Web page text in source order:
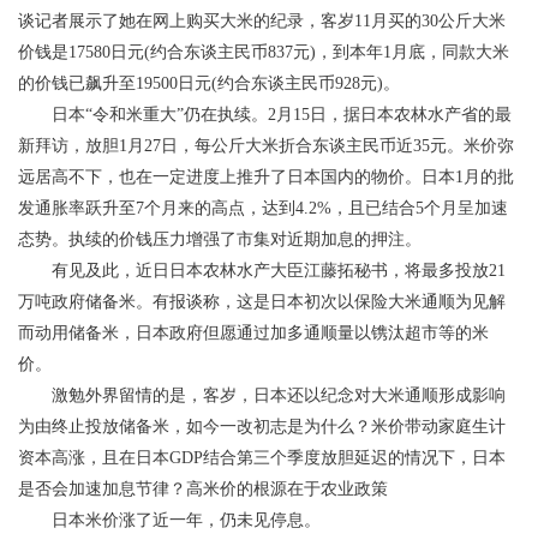
谈记者展示了她在网上购买大米的纪录，客岁11月买的30公斤大米
价钱是17580日元(约合东谈主民币837元)，到本年1月底，同款大米
的价钱已飙升至19500日元(约合东谈主民币928元)。
日本“令和米重大”仍在执续。2月15日，据日本农林水产省的最
新拜访，放胆1月27日，每公斤大米折合东谈主民币近35元。米价弥
远居高不下，也在一定进度上推升了日本国内的物价。日本1月的批
发通胀率跃升至7个月来的高点，达到4.2%，且已结合5个月呈加速
态势。执续的价钱压力增强了市集对近期加息的押注。
有见及此，近日日本农林水产大臣江藤拓秘书，将最多投放21
万吨政府储备米。有报谈称，这是日本初次以保险大米通顺为见解
而动用储备米，日本政府但愿通过加多通顺量以镌汰超市等的米
价。
激勉外界留情的是，客岁，日本还以纪念对大米通顺形成影响
为由终止投放储备米，如今一改初志是为什么？米价带动家庭生计
资本高涨，且在日本GDP结合第三个季度放胆延迟的情况下，日本
是否会加速加息节律？高米价的根源在于农业政策
日本米价涨了近一年，仍未见停息。